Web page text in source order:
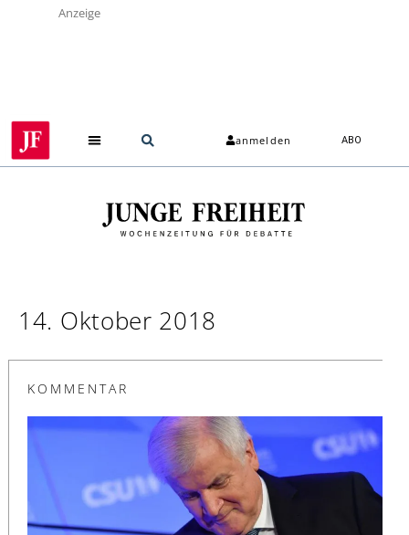
Anzeige
anmelden ABO
14. Oktober 2018
KOMMENTAR